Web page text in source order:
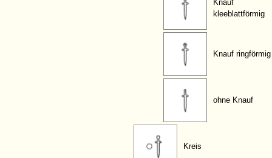
Knauf
kleeblattförmig
Knauf ringförmig
ohne Knauf
Kreis